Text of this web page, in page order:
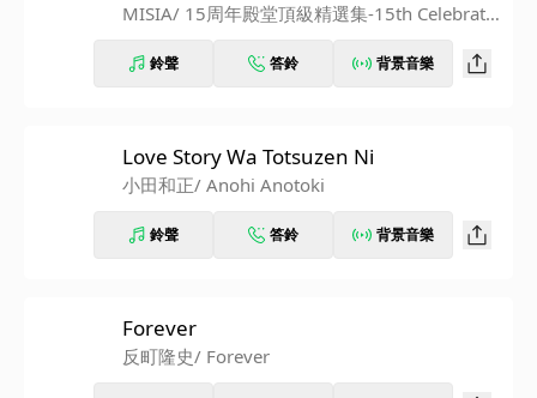
MISIA/ 15周年殿堂頂級精選集-15th Celebratio
鈴聲 答鈴 背景音樂
Love Story Wa Totsuzen Ni
小田和正/ Anohi Anotoki
鈴聲 答鈴 背景音樂
Forever
反町隆史/ Forever